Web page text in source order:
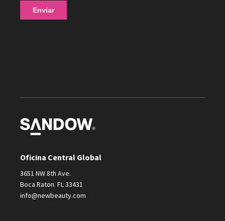
Oficina Central Global
3651 NW 8th Ave.
Boca Raton. FL 33431
info@newbeauty.com